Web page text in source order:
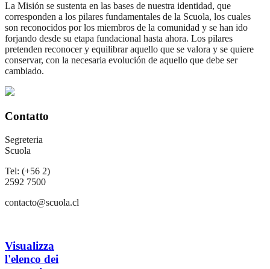
La Misión se sustenta en las bases de nuestra identidad, que
corresponden a los pilares fundamentales de la Scuola, los cuales
son reconocidos por los miembros de la comunidad y se han ido
forjando desde su etapa fundacional hasta ahora. Los pilares
pretenden reconocer y equilibrar aquello que se valora y se quiere
conservar, con la necesaria evolución de aquello que debe ser
cambiado.
Contatto
Segreteria
Scuola
Tel: (+56 2)
2592 7500
contacto@scuola.cl
Visualizza
l'elenco dei